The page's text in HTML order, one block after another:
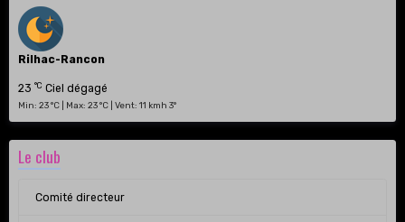
Rilhac-Rancon
23 °C Ciel dégagé
Min: 23 °C | Max: 23 °C | Vent: 11 kmh 3°
Le club
Comité directeur